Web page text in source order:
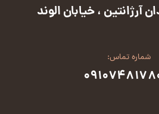
آرژانتین ، خیابان الوند
شماره تماس: